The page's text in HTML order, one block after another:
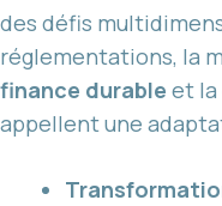
des défis
réglementations, la
finance durable et la
appellent une